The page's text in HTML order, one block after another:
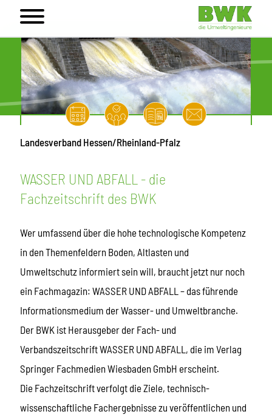
Landesverband Hessen/Rheinland-Pfalz
WASSER UND ABFALL - die
Fachzeitschrift des BWK
Wer umfassend über die hohe technologische Kompetenz
in den Themenfeldern Boden, Altlasten und
Umweltschutz informiert sein will, braucht jetzt nur noch
ein Fachmagazin: WASSER UND ABFALL – das führende
Informationsmedium der Wasser- und Umweltbranche.
Der BWK ist Herausgeber der Fach- und
Verbandszeitschrift WASSER UND ABFALL, die im Verlag
Springer Fachmedien Wiesbaden GmbH erscheint.
Die Fachzeitschrift verfolgt die Ziele, technisch-
wissenschaftliche Fachergebnisse zu veröffentlichen und